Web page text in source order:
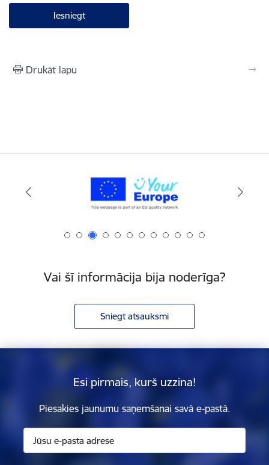
Drukāt lapu
Vai šī informācija bija noderīga?
Sniegt atsauksmi
Esi pirmais, kurš uzzina!
Piesakies jaunumu saņemšanai savā e-pastā.